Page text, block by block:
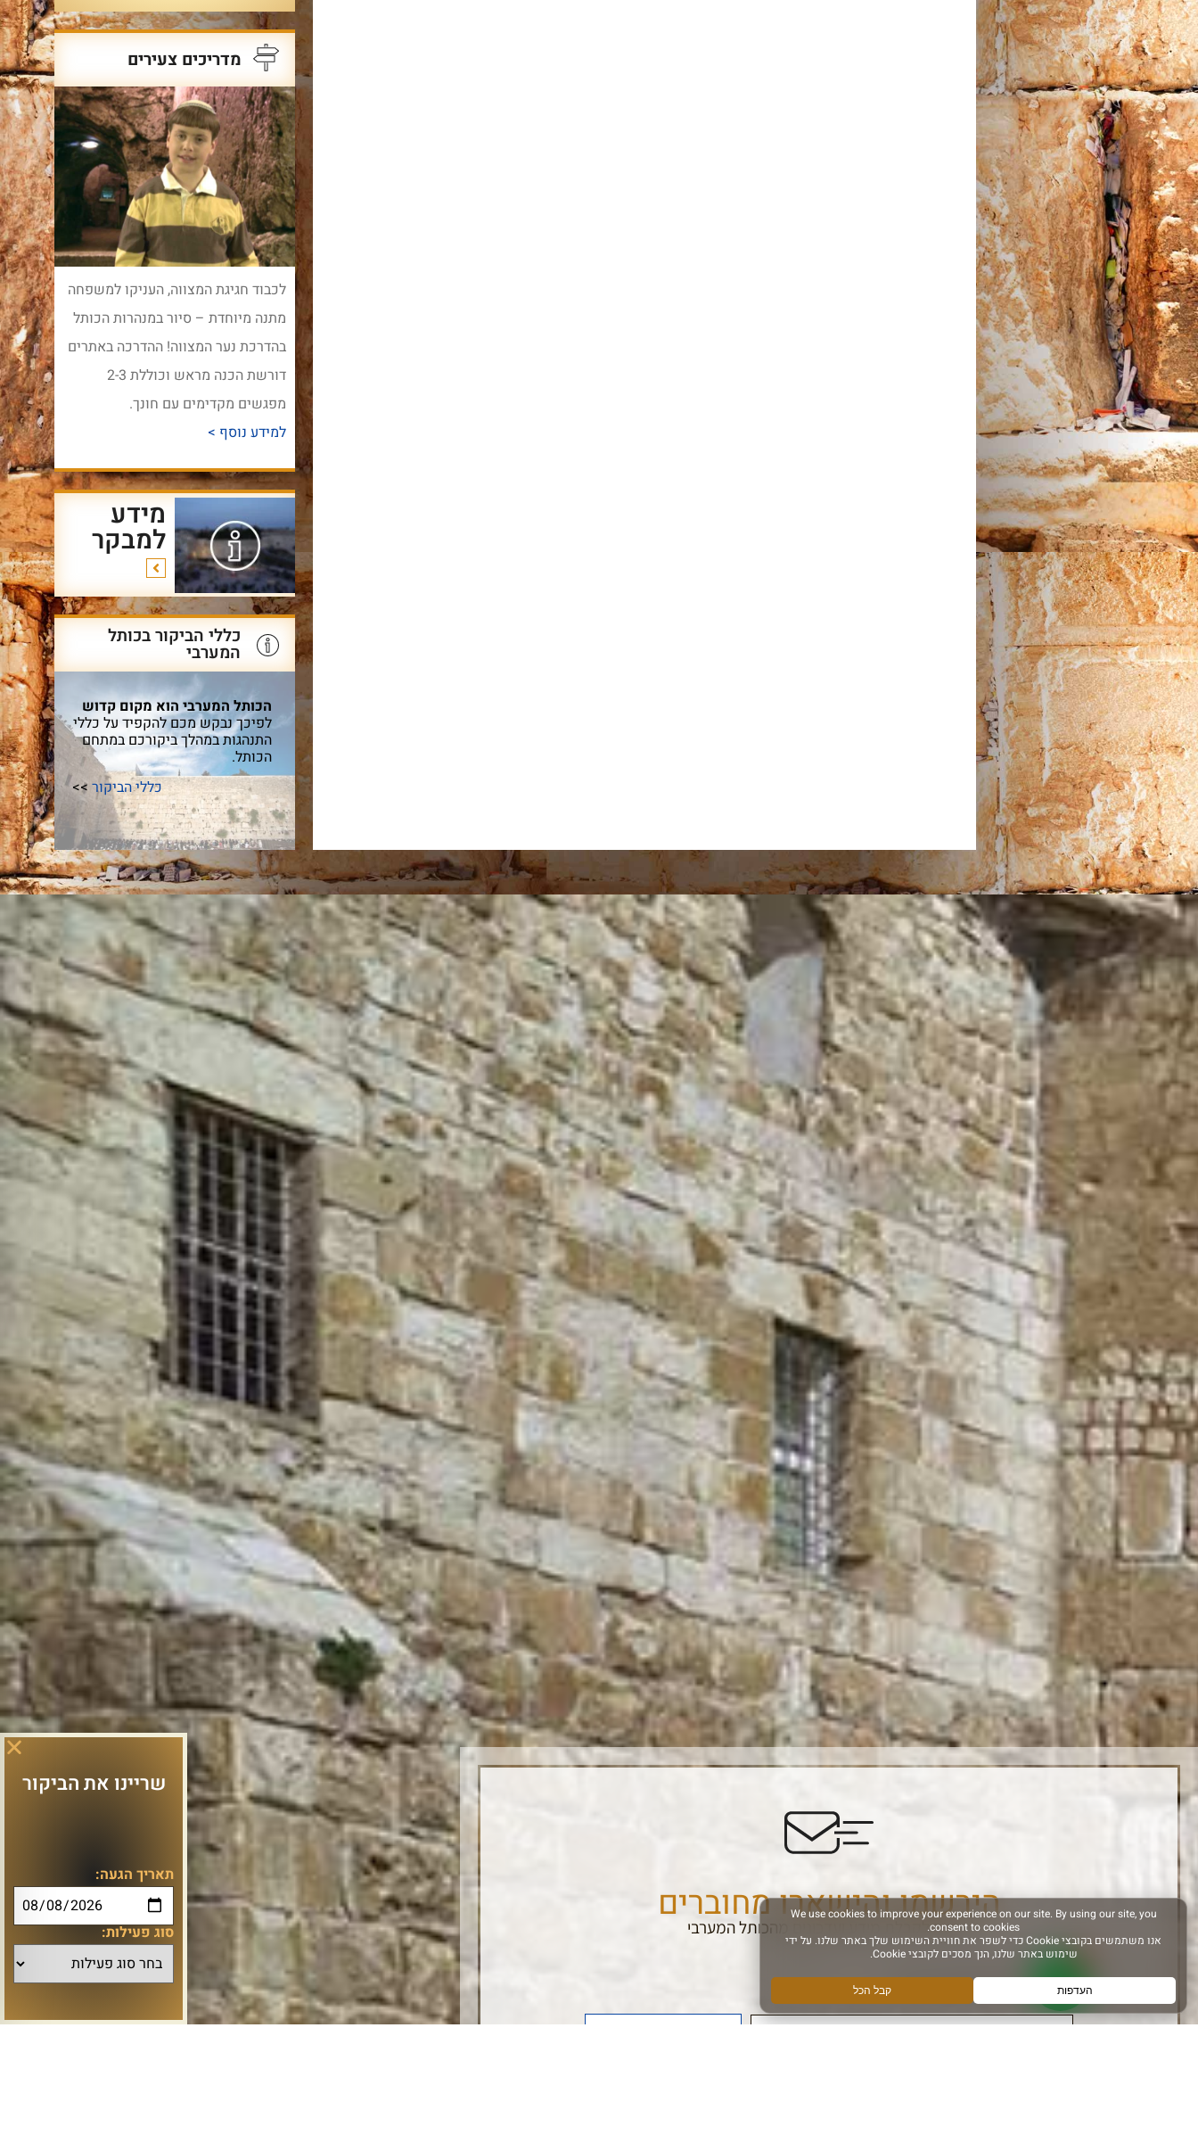
מדריכים צעירים
לכבוד חגיגת המצווה, העניקו למשפחה
מתנה מיוחדת – סיור במנהרות הכותל
בהדרכת נער המצווה! ההדרכה באתרים
דורשת הכנה מראש וכוללת 2-3
מפגשים מקדימים עם חונך.
למידע נוסף >
מידע
למבקר
כללי הביקור בכותל
המערבי
הכותל המערבי הוא מקום קדוש
לפיכך נבקש מכם להקפיד על כללי
התנהגות במהלך ביקורכם במתחם
הכותל.
כללי הביקור>>
הירשמו והישארו מחוברים
הרשם לקבלת מידע ועדכונים מהכותל המערבי
אני מאשר קבלת מידע
שריינו את הביקור
תאריך הגעה:
סוג פעילות: